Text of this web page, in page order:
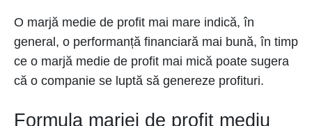
O marjă medie de profit mai mare indică, în
general, o performanță financiară mai bună, în timp
ce o marjă medie de profit mai mică poate sugera
că o companie se luptă să genereze profituri.
Formula marjei de profit mediu